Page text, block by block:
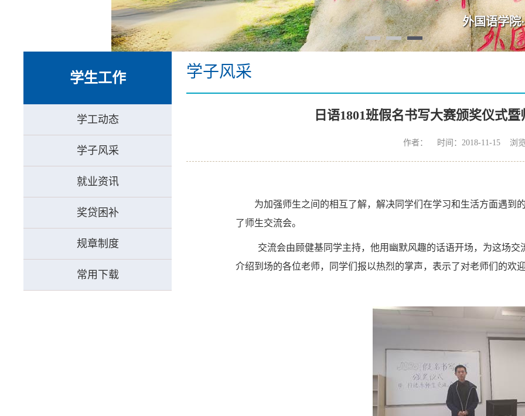
外国语学院·梅园
学生工作
学工动态
学子风采
就业资讯
奖贷困补
规章制度
常用下载
学子风采
日语1801班假名书写大赛颁奖仪式
作者： 时间：2018-11-15 浏
为加强师生之间的相互了解，解决同学们在学习和生活方面遇到
了师生交流会。
交流会由顾健基同学主持，他用幽默风趣的话语开场，为这场
介绍到场的各位老师，同学们报以热烈的掌声，表示了对老师们的欢